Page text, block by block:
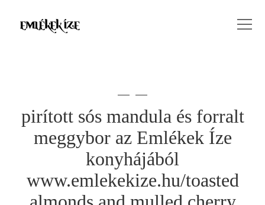
pirított sós mandula és forralt
meggybor az Emlékek Íze
konyhájából
www.emlekekize.hu/toasted